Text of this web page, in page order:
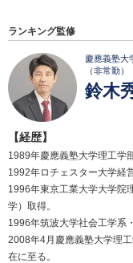
ランキング監修
慶應義塾大
（非常勤）
鈴木
【経歴】
1989年慶應義塾大学理工学
1992年ロチェスター大学経
1996年東京工業大学大学院
学）取得。
1996年筑波大学社会工学系
2008年4月慶應義塾大学理
在に至る。